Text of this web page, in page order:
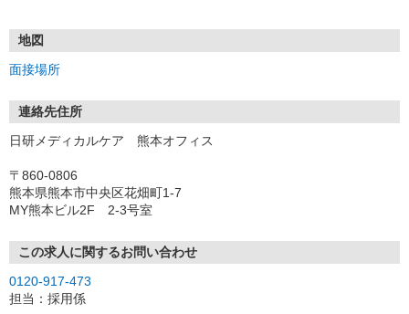
地図
面接場所
連絡先住所
日研メディカルケア 熊本オフィス
〒860-0806
熊本県熊本市中央区花畑町1-7
MY熊本ビル2F 2-3号室
この求人に関するお問い合わせ
0120-917-473
担当：採用係